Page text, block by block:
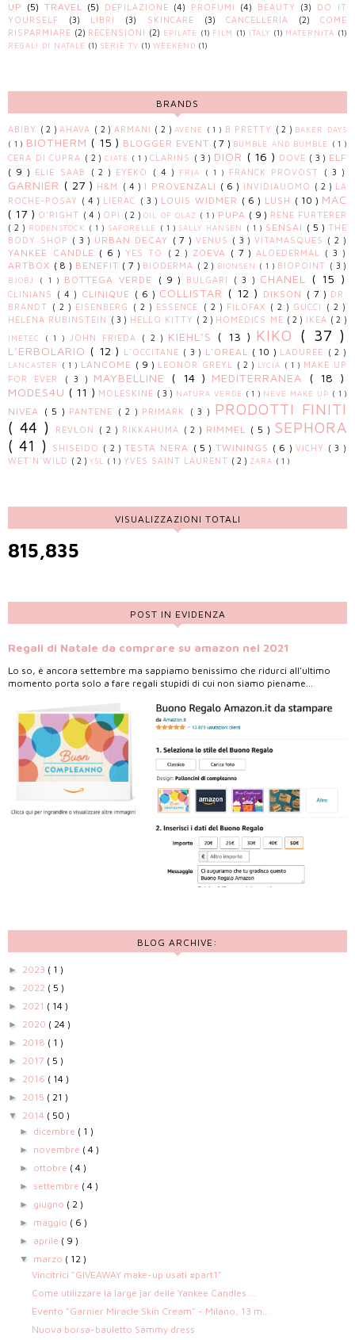
UP (5) TRAVEL (5) DEPILAZIONE (4) PROFUMI (4) BEAUTY (3)
DO IT
YOURSELF
(3) LIBRI (3) SKINCARE (3) CANCELLERIA (2)
COME
RISPARMIARE (2) RECENSIONI (2) EPILATE (1) FILM (1) ITALY (1) MATERNITÀ (1)
REGALI DI NATALE (1) SERIE TV (1) WEEKEND (1)
BRANDS
ABIBY ( 2 ) AHAVA ( 2 ) ARMANI ( 2 ) AVÈNE ( 1 ) B PRETTY ( 2 ) BAKER DAYS
( 1 ) BIOTHERM ( 15 ) BLOGGER EVENT ( 7 ) BUMBLE AND BUMBLE ( 1 )
CERA DI CUPRA ( 2 ) CIATÈ ( 1 )CLARINS ( 3 ) DIOR ( 16 ) DOVE ( 3 ) ELF
( 9 )
ELIE SAAB ( 2 ) EYEKO ( 4 ) FRIA ( 1 ) FRANCK PROVOST ( 3 )
GARNIER ( 27 ) H&M ( 4 ) I PROVENZALI ( 6 ) INVIDIAUOMO ( 2 )
LA
ROCHE-POSAY ( 4 ) LIERAC ( 3 ) LOUIS WIDMER ( 6 ) LUSH ( 10 ) MAC
( 17 ) O'RIGHT ( 4 ) OPI ( 2 )OIL OF OLAZ ( 1 ) PUPA ( 9 ) RENE FURTERER
( 2 ) RODENSTOCK ( 1 ) SAFORELLE ( 1 ) SALLY HANSEN ( 1 ) SENSAI ( 5 )THE
BODY SHOP ( 3 ) URBAN DECAY ( 7 ) VENUS ( 3 ) VITAMASQUES ( 2 )
YANKEE CANDLE ( 6 ) YES TO ( 2 ) ZOEVA ( 7 ) ALOEDERMAL ( 3 )
ARTBOX ( 8 ) BENEFIT ( 7 ) BIODERMA ( 2 ) BIONSEN ( 1 ) BIOPOINT ( 3 )
BJOBJ ( 1 ) BOTTEGA VERDE ( 9 ) BULGARI ( 3 ) CHANEL ( 15 )
CLINIANS ( 4 ) CLINIQUE ( 6 ) COLLISTAR ( 12 ) DIKSON ( 7 )
DR.
BRANDT ( 2 ) EISENBERG ( 2 ) ESSENCE ( 2 ) FILOFAX ( 2 ) GUCCI ( 2 )
HELENA RUBINSTEIN
( 3 ) HELLO KITTY ( 2 ) HOMEDICS ME ( 2 ) IKEA ( 2 )
IMETEC ( 1 ) JOHN FRIEDA ( 2 ) KIEHL'S ( 13 ) KIKO ( 37 )
L'ERBOLARIO ( 12 ) L'OCCITANE ( 3 ) L'OREAL ( 10 ) LADUREE ( 2 )
LANCASTER ( 1 ) LANCOME ( 9 ) LEONOR GREYL ( 2 ) LYCIA ( 1 )
MAKE UP
FOR EVER
( 3 ) MAYBELLINE ( 14 ) MEDITERRANEA ( 18 )
MODES4U ( 11 ) MOLESKINE ( 3 ) NATURA VERDE ( 1 ) NEVE MAKE UP ( 1 )
NIVEA ( 5 ) PANTENE ( 2 ) PRIMARK ( 3 )
PRODOTTI FINITI
( 44 )
REVLON ( 2 ) RIKKAHUMA ( 2 ) RIMMEL ( 5 ) SEPHORA
( 41 )
SHISEIDO ( 2 )TESTA NERA ( 5 ) TWININGS ( 6 ) VICHY ( 3 )
WET'N'WILD ( 2 ) YSL ( 1 ) YVES SAINT LAURENT ( 2 ) ZARA ( 1 )
VISUALIZZAZIONI TOTALI
815,835
POST IN EVIDENZA
Regali di Natale da comprare su amazon nel 2021
Lo so, è ancora settembre ma sappiamo benissimo che ridurci all'ultimo
momento porta solo a fare regali stupidi di cui non siamo piename...
BLOG ARCHIVE:
► 2023 ( 1 )
► 2022 ( 5 )
► 2021 ( 14 )
► 2020 ( 24 )
► 2018 ( 1 )
► 2017 ( 5 )
► 2016 ( 14 )
► 2015 ( 21 )
▼ 2014 ( 50 )
► dicembre ( 1 )
► novembre ( 4 )
► ottobre ( 4 )
► settembre ( 4 )
► giugno ( 2 )
► maggio ( 6 )
► aprile ( 9 )
▼ marzo ( 12 )
Vincitrici "GIVEAWAY make-up usati #part1"
Come utilizzare la large jar delle Yankee Candles ...
Evento "Garnier Miracle Skin Cream" - Milano, 13 m...
Nuova borsa-bauletto Sammy dress